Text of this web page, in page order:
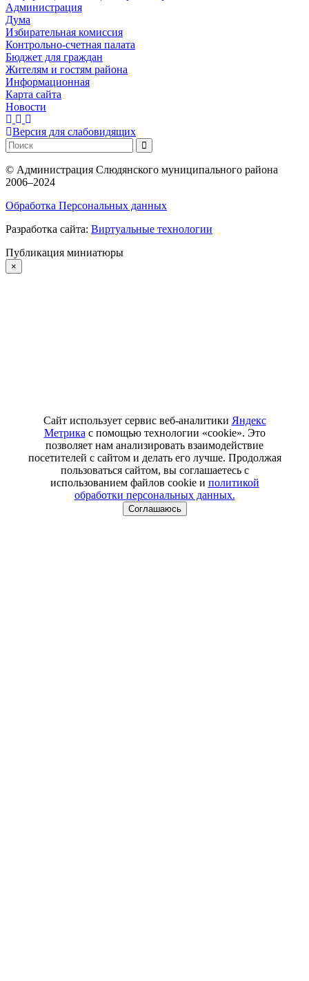
Администрация
Дума
Избирательная комиссия
Контрольно-счетная палата
Бюджет для граждан
Жителям и гостям района
Информационная
Карта сайта
Новости
Версия для слабовидящих
© Администрация Слюдянского муниципального района
2006–2024
Обработка Персональных данных
Разработка сайта: Виртуальные технологии
Публикация миниатюры
×
Сайт использует сервис веб-аналитики Яндекс
Метрика с помощью технологии «cookie». Это
позволяет нам анализировать взаимодействие
посетителей с сайтом и делать его лучше. Продолжая
пользоваться сайтом, вы соглашаетесь с
использованием файлов cookie и политикой
обработки персональных данных.
Соглашаюсь